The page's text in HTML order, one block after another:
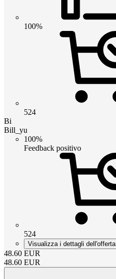
100%
524
Bi
Bill_yu
100%
Feedback positivo
524
Visualizza i dettagli dell'offerta
48.60 EUR
48.60 EUR